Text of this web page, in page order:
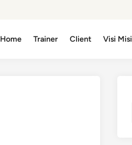
Home Trainer Client Visi Misi